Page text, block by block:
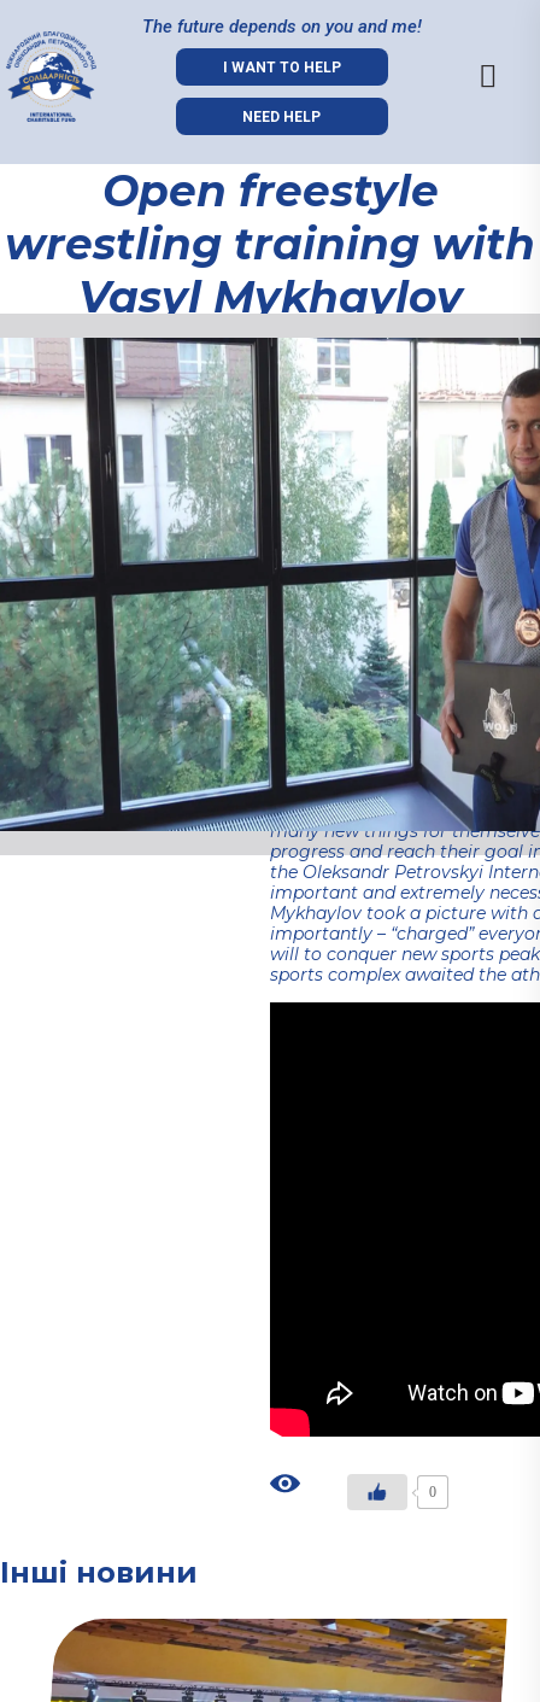
The future depends on you and me!
I WANT TO HELP
NEED HELP
Open freestyle
wrestling training with
Vasyl Mykhaylov
Open freestyle
wrestling
training with
Vasyl
Mykhaylov
28.09.2023
Open training, with the
not only to chat and take
Ukrainian champions and
to and to be proud of. This
freestyle wrestling, a
medalist of the World
capital of Serbia, Belgrade,
In addition to the presence of
enthusiastically practiced
European champions and
many new things for
progress and reach their goal
the Oleksandr Petrovskyi
important and extremely
Mykhaylov took a picture with
importantly – “charged”
will to conquer new sports
sports complex awaited the
0
Інші новини